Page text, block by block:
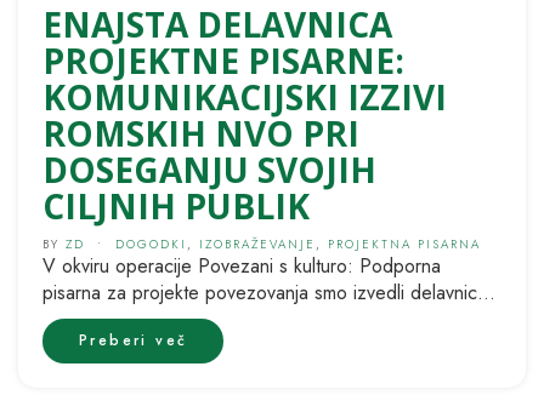
ENAJSTA DELAVNICA
PROJEKTNE PISARNE:
KOMUNIKACIJSKI IZZIVI
ROMSKIH NVO PRI
DOSEGANJU SVOJIH
CILJNIH PUBLIK
BY ZD • DOGODKI , IZOBRAŽEVANJE , PROJEKTNA PISARNA
V okviru operacije Povezani s kulturo: Podporna
pisarna za projekte povezovanja smo izvedli delavnico
o komunikacijskih izzivih romskih nevladnih organizacij...
Preberi več